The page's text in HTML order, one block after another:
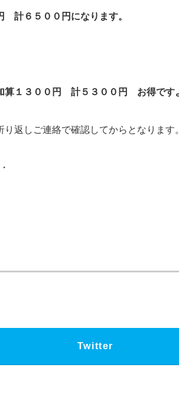
計６５００円になります。
算１３００円 計５３００円 お得です
返しご連絡で確認してからとなります。
Twitter